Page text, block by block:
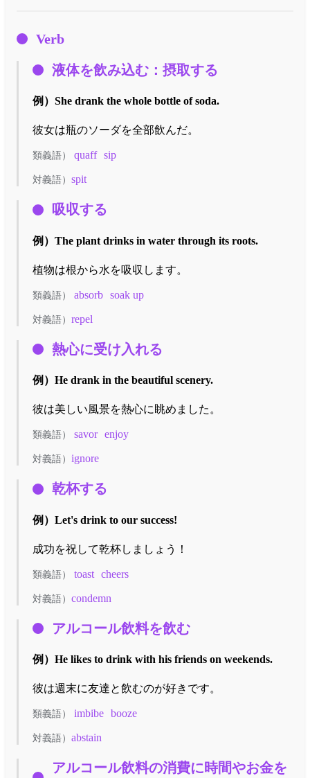
Verb
液体を飲み込む：摂取する
例） She drank the whole bottle of soda.
彼女は瓶のソーダを全部飲んだ。
類義語） quaff sip
対義語） spit
吸収する
例） The plant drinks in water through its roots.
植物は根から水を吸収します。
類義語） absorb soak up
対義語） repel
熱心に受け入れる
例） He drank in the beautiful scenery.
彼は美しい風景を熱心に眺めました。
類義語） savor enjoy
対義語） ignore
乾杯する
例） Let's drink to our success!
成功を祝して乾杯しましょう！
類義語） toast cheers
対義語） condemn
アルコール飲料を飲む
例） He likes to drink with his friends on weekends.
彼は週末に友達と飲むのが好きです。
類義語） imbibe booze
対義語） abstain
アルコール飲料の消費に時間やお金を